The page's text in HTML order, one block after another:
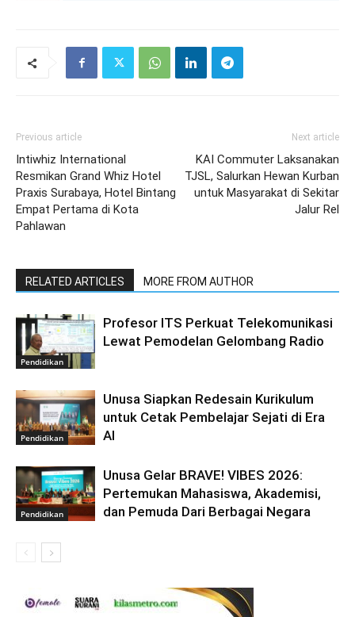
Previous article
Intiwhiz International
Resmikan Grand Whiz Hotel
Praxis Surabaya, Hotel Bintang
Empat Pertama di Kota
Pahlawan
Next article
KAI Commuter Laksanakan
TJSL, Salurkan Hewan Kurban
untuk Masyarakat di Sekitar
Jalur Rel
RELATED ARTICLES MORE FROM AUTHOR
Pendidikan
Profesor ITS Perkuat Telekomunikasi
Lewat Pemodelan Gelombang Radio
Pendidikan
Unusa Siapkan Redesain Kurikulum
untuk Cetak Pembelajar Sejati di Era
AI
Pendidikan
Unusa Gelar BRAVE! VIBES 2026:
Pertemukan Mahasiswa, Akademisi,
dan Pemuda Dari Berbagai Negara